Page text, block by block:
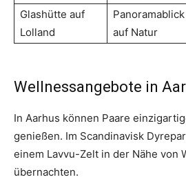
Glashütte auf
Lolland
Panoramablick
auf Natur
Wellnessangebote in
In Aarhus können Paare
genießen. Im Scandinavisk
einem Lavvu-Zelt in der Nähe von
übernachten.